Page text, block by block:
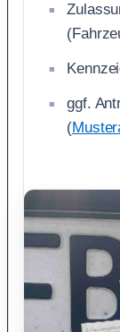
ggf.
(